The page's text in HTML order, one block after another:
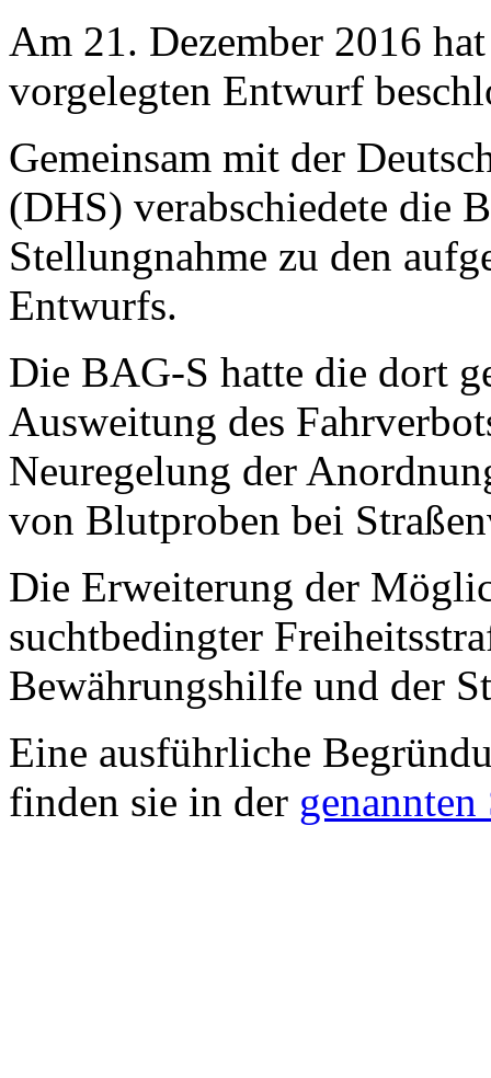
Am 21. Dezember 2016
vorgelegten Entwurf
Gemeinsam mit der
(DHS) verabschiedete die
Stellungnahme zu den
Entwurfs.
Die BAG-S hatte die dort
Ausweitung des
Neuregelung der
von Blutproben bei
Die Erweiterung der
suchtbedingter
Bewährungshilfe und der
Eine ausführliche
finden sie in der